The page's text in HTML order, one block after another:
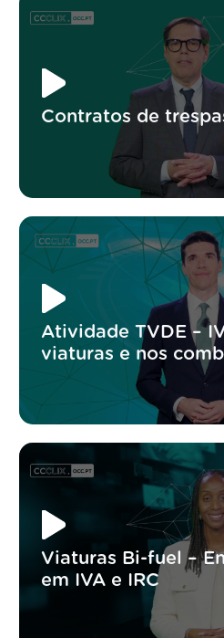
Contratos de
Atividade TVDE –
viaturas e nos
Viaturas Bi-fuel –
em IVA e IRC